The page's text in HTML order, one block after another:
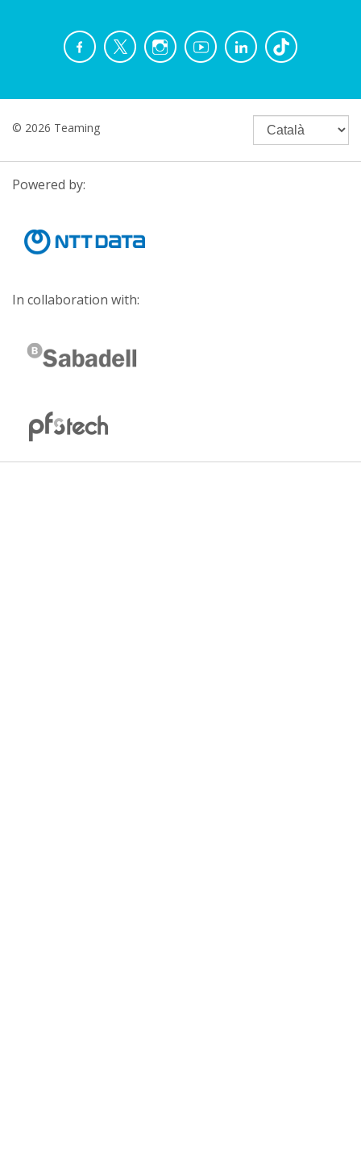
© 2026 Teaming
Powered by:
In collaboration with: